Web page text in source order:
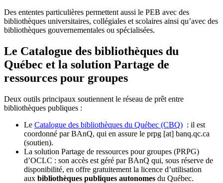
Des ententes particulières permettent aussi le PEB avec des
bibliothèques universitaires, collégiales et scolaires ainsi qu’avec des
bibliothèques gouvernementales ou spécialisées.
Le Catalogue des bibliothèques du
Québec et la solution Partage de
ressources pour groupes
Deux outils principaux soutiennent le réseau de prêt entre
bibliothèques publiques :
Le Catalogue des bibliothèques du Québec (CBQ) : il est
coordonné par BAnQ, qui en assure le prpg [at] banq.qc.ca
(soutien).
La solution Partage de ressources pour groupes (PRPG)
d’OCLC : son accès est géré par BAnQ qui, sous réserve de
disponibilité, en offre gratuitement la licence d’utilisation
aux bibliothèques publiques autonomes du Québec.